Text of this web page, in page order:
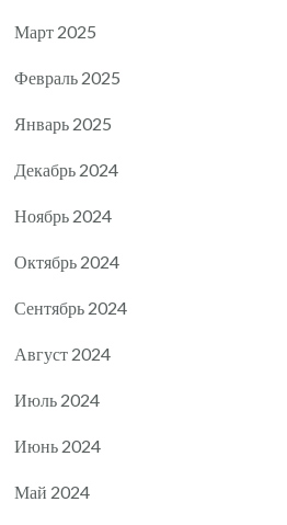
Март 2025
Февраль 2025
Январь 2025
Декабрь 2024
Ноябрь 2024
Октябрь 2024
Сентябрь 2024
Август 2024
Июль 2024
Июнь 2024
Май 2024